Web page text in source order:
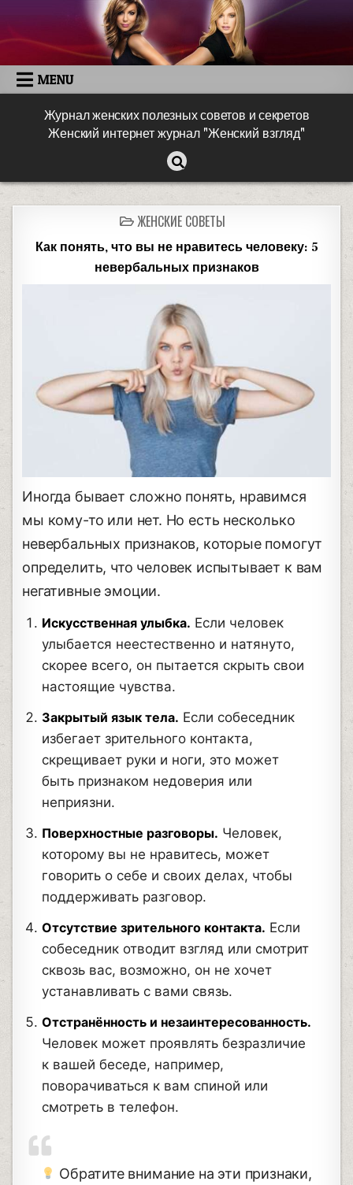
MENU
Журнал женских полезных советов и секретов
Женский интернет журнал "Женский взгляд"
ЖЕНСКИЕ СОВЕТЫ
Как понять, что вы не нравитесь человеку: 5
невербальных признаков
Иногда бывает сложно понять, нравимся
мы кому-то или нет. Но есть несколько
невербальных признаков, которые помогут
определить, что человек испытывает к вам
негативные эмоции.
Искусственная улыбка. Если человек
улыбается неестественно и натянуто,
скорее всего, он пытается скрыть свои
настоящие чувства.
Закрытый язык тела. Если собеседник
избегает зрительного контакта,
скрещивает руки и ноги, это может
быть признаком недоверия или
неприязни.
Поверхностные разговоры. Человек,
которому вы не нравитесь, может
говорить о себе и своих делах, чтобы
поддерживать разговор.
Отсутствие зрительного контакта. Если
собеседник отводит взгляд или смотрит
сквозь вас, возможно, он не хочет
устанавливать с вами связь.
Отстранённость и незаинтересованность.
Человек может проявлять безразличие
к вашей беседе, например,
поворачиваться к вам спиной или
смотреть в телефон.
Обратите внимание на эти признаки,